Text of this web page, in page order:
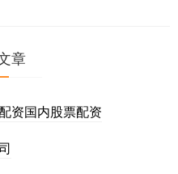
章
资国内股票配资